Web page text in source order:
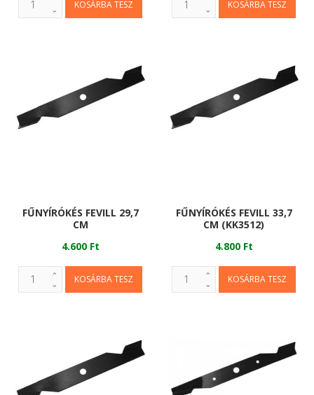
FŰNYÍRÓKÉS FEVILL 29,7
CM
4.600 Ft
FŰNYÍRÓKÉS FEVILL 33,7
CM (KK3512)
4.800 Ft